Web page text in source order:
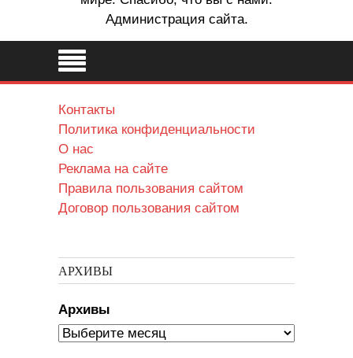
Администрация сайта.
Контакты
Политика конфиденциальности
О нас
Реклама на сайте
Правила пользования сайтом
Договор пользования сайтом
АРХИВЫ
Архивы